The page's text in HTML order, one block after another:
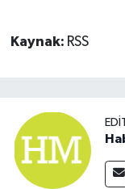
Kaynak: RSS